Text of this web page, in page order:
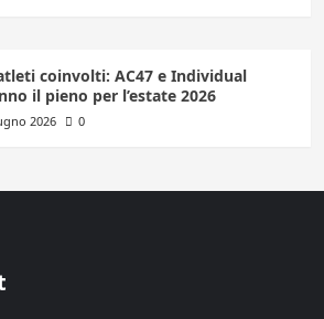
coinvolti: AC47 e Individual
il pieno per l’estate 2026
2026 0